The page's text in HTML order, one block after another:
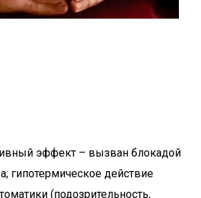
эффект – вызван блокадой
гипотермическое действие
(подозрительность,